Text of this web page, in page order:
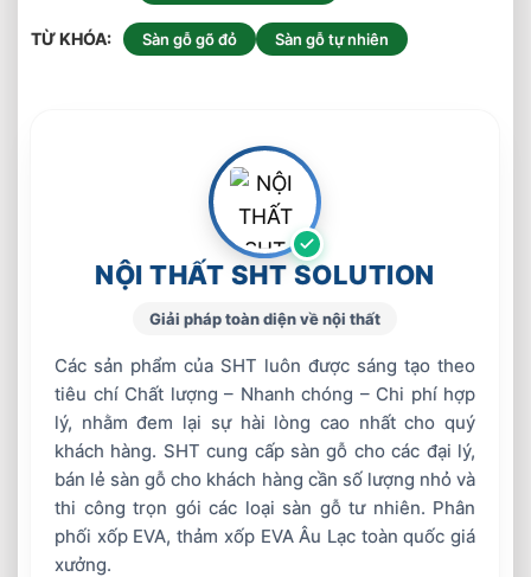
TỪ KHÓA Sàn gỗ gõ đỏ Sàn gỗ tự nhiên
NỘI THẤT SHT SOLUTION
Giải pháp toàn diện về nội thất
Các sản phẩm của SHT luôn được sáng tạo theo
tiêu chí Chất lượng – Nhanh chóng – Chi phí hợp
lý, nhằm đem lại sự hài lòng cao nhất cho quý
khách hàng. SHT cung cấp sàn gỗ cho các đại lý,
bán lẻ sàn gỗ cho khách hàng cần số lượng nhỏ và
thi công trọn gói các loại sàn gỗ tư nhiên. Phân
phối xốp EVA, thảm xốp EVA Âu Lạc toàn quốc giá
xưởng.